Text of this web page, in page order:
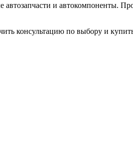
и автокомпоненты.
консультацию по выбору и